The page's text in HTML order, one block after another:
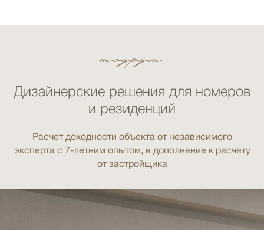
шоурум
Дизайнерские решения для номеров
и резиденций
Расчет доходности объекта от независимого
эксперта с 7-летним опытом, в дополнение к расчету
от застройщика